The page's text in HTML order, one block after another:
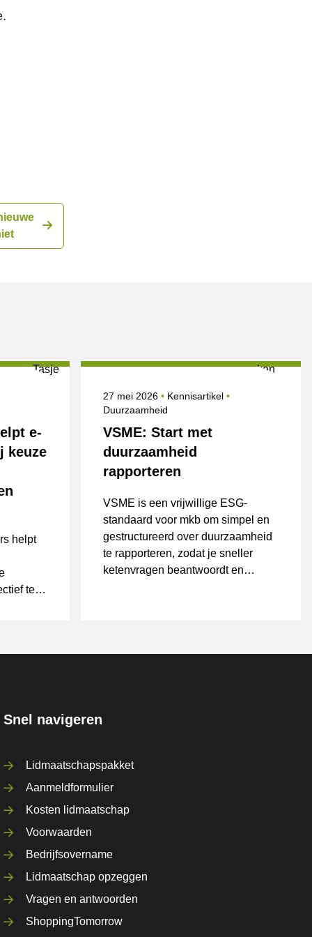
e-
keuze
helpt
te
VSME: Start met
duurzaamheid
rapporteren
Gepubliceerd op
27 mei 2026 Kennisartikel Onderwerpen
Duurzaamheid
VSME is een vrijwillige ESG-
standaard voor mkb om simpel en
gestructureerd over duurzaamheid
te rapporteren, zodat je sneller
ketenvragen beantwoordt en
Snel navigeren
Lidmaatschapspakket
Aanmeldformulier
Kosten lidmaatschap
Voorwaarden
Bedrijfsovername
Lidmaatschap opzeggen
Vragen en antwoorden
ShoppingTomorrow